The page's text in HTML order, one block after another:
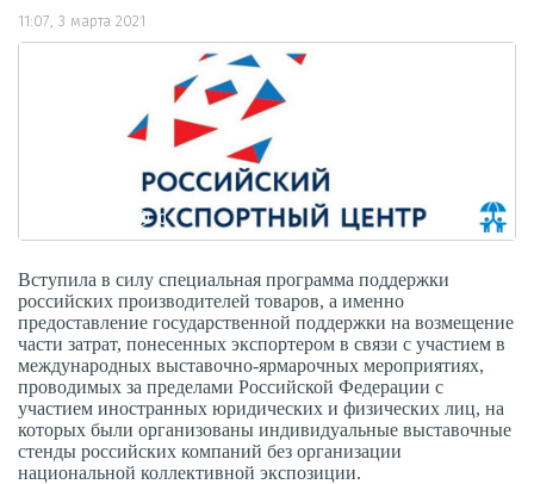
11:07, 3 марта 2021
0
Вступила в силу специальная программа поддержки
российских производителей товаров, а именно
предоставление государственной поддержки на возмещение
части затрат, понесенных экспортером в связи с участием в
международных выставочно-ярмарочных мероприятиях,
проводимых за пределами Российской Федерации с
участием иностранных юридических и физических лиц, на
которых были организованы индивидуальные выставочные
стенды российских компаний без организации
национальной коллективной экспозиции.